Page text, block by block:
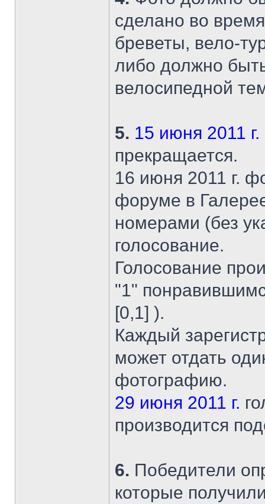
сделано во
бреветы, вело-
либо должно
велосипедной
5. 15 июня 2011
прекращается.
16 июня 2011 г.
форуме в
номерами (без
голосование.
Голосование
"1"
[0,1] ).
Каждый
может отдать
фотографию.
29 июня 2011 г.
производится
6. Победители
которые